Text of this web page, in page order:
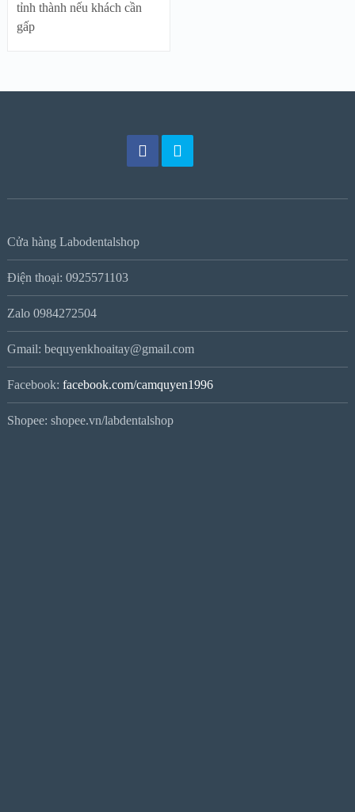
tỉnh thành nếu khách cần
gấp
Cửa hàng Labodentalshop
Điện thoại: 0925571103
Zalo 0984272504
Gmail: bequyenkhoaitay@gmail.com
Facebook: facebook.com/camquyen1996
Shopee: shopee.vn/labdentalshop